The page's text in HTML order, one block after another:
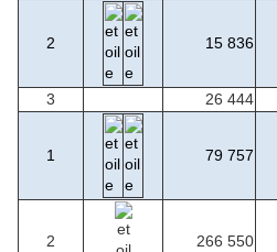
2 15 836
3 26 444
1 79 757
2 266 550